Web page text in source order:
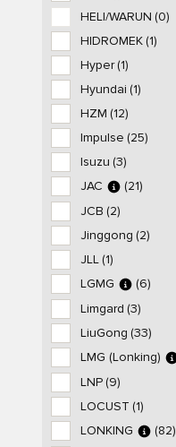
HELI/WARUN (0)
HIDROMEK(1)
Hyper(1)
Hyundai (1)
HZM (12)
Impulse (25)
Isuzu (3)
JAC
(21)
JCB (2)
Jinggong (2)
JLL(1)
LGMG
(6)
Limgard (3)
LiuGong (33)
LMG (Lonking)
LNP(9)
LOCUST (1)
LONKING
(82)